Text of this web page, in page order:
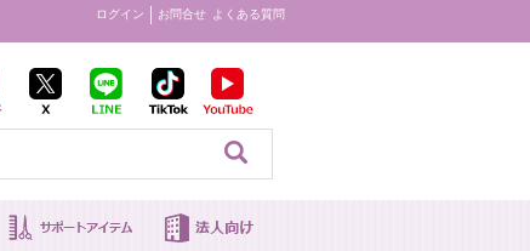
ログイン お問合せ よくある質問